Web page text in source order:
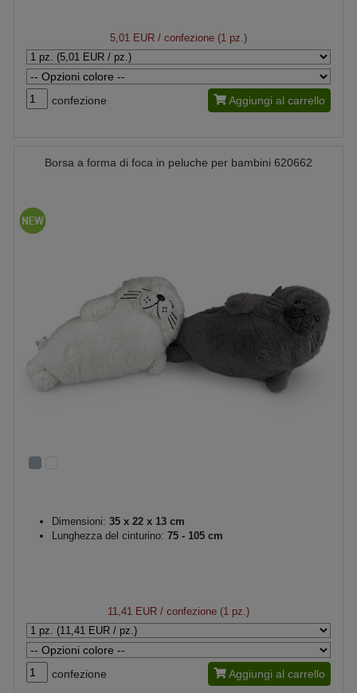
5,01 EUR / confezione (1 pz.)
confezione Aggiungi al carrello
Borsa a forma di foca in peluche per bambini 620662
Dimensioni: 35 x 22 x 13 cm
Lunghezza del cinturino: 75 - 105 cm
11,41 EUR / confezione (1 pz.)
confezione Aggiungi al carrello